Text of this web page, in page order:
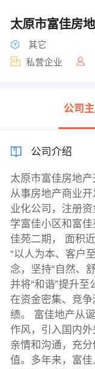
太原市富佳房
其它
私营企业
公司
公司介绍
太原市富佳房地产
从事房地产商业
业化公司，注册
学富佳小区和富
佳苑二期， 面积
“以人为本、客户
念，坚持“自然、
并将“和谐”提升
在资金密集、竞
绩。 富佳地产从
作风，引入国内
亲情和沟通，充
值。多年来，富